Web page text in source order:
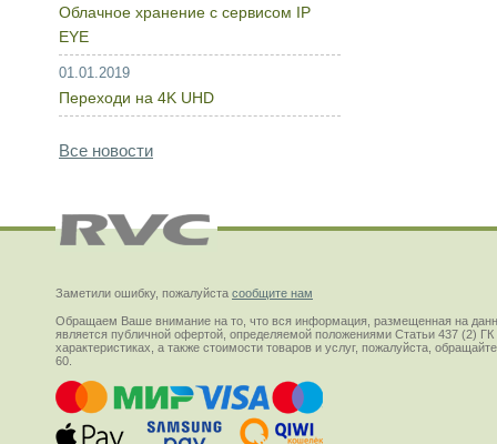
Облачное хранение с сервисом IP
EYE
01.01.2019
Переходи на 4K UHD
Все новости
Заметили ошибку, пожалуйста сообщите нам
Обращаем Ваше внимание на то, что вся информация, размещенная на
является публичной офертой, определяемой положениями Статьи 437 (2)
характеристиках, а также стоимости товаров и услуг, пожалуйста,
60.